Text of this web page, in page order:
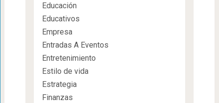
Educación
Educativos
Empresa
Entradas A Eventos
Entretenimiento
Estilo de vida
Estrategia
Finanzas